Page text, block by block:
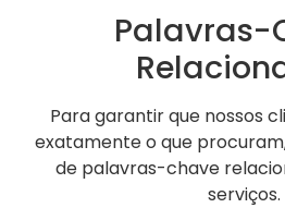
Palavras-
Para garantir que nossos
exatamente o que
de palavras-chave
serviços.